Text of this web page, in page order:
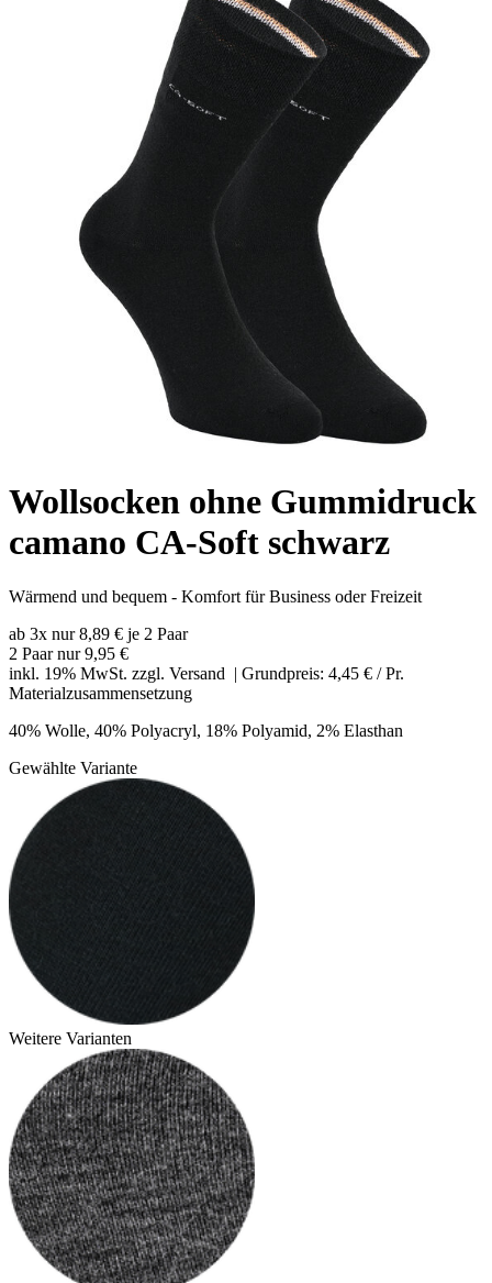
Wollsocken ohne Gummidruck
camano CA-Soft schwarz
Wärmend und bequem - Komfort für Business oder Freizeit
ab 3x nur 8,89 € je 2 Paar
2 Paar nur9,95 €
inkl. 19% MwSt. zzgl. Versand | Grundpreis: 4,45 € / Pr.
Materialzusammensetzung
40% Wolle, 40% Polyacryl, 18% Polyamid, 2% Elasthan
Gewählte Variante
Weitere Varianten